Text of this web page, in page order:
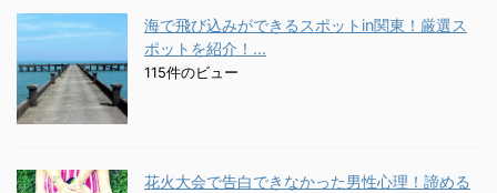
海で飛び込みができるスポットin関東！厳選ス
ポットを紹介！...
115件のビュー
花火大会で告白できなかった男性心理！諦める